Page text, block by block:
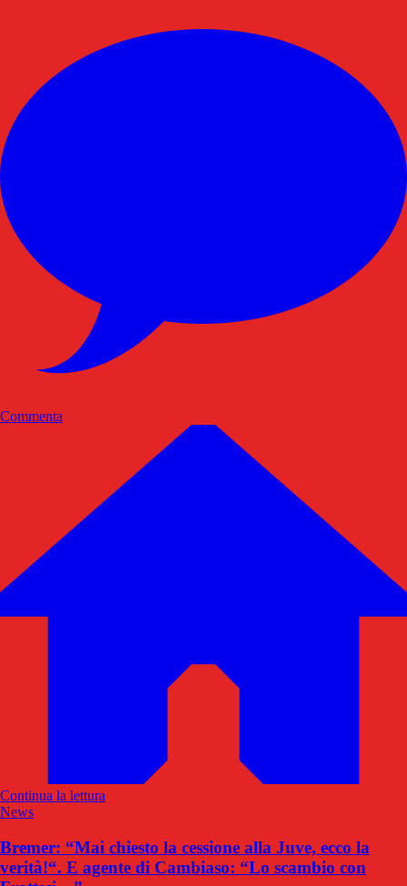
Commenta
Continua la lettura
News
Bremer: “Mai chiesto la cessione alla Juve, ecco la
verità!“. E agente di Cambiaso: “Lo scambio con